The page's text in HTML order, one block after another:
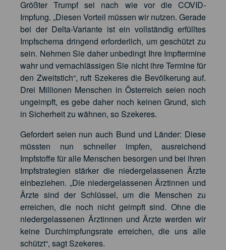
Größter Trumpf sei nach wie vor die COVID-
Impfung. „Diesen Vorteil müssen wir nutzen. Gerade
bei der Delta-Variante ist ein vollständig erfülltes
Impfschema dringend erforderlich, um geschützt zu
sein. Nehmen Sie daher unbedingt Ihre Impftermine
wahr und vernachlässigen Sie nicht ihre Termine für
den Zweitstich“, ruft Szekeres die Bevölkerung auf.
Drei Millionen Menschen in Österreich seien noch
ungeimpft, es gebe daher noch keinen Grund, sich
in Sicherheit zu wähnen, so Szekeres.
Gefordert seien nun auch Bund und Länder: Diese
müssten nun schneller impfen, ausreichend
Impfstoffe für alle Menschen besorgen und bei ihren
Impfstrategien stärker die niedergelassenen Ärzte
einbeziehen. „Die niedergelassenen Ärztinnen und
Ärzte sind der Schlüssel, um die Menschen zu
erreichen, die noch nicht geimpft sind. Ohne die
niedergelassenen Ärztinnen und Ärzte werden wir
keine Durchimpfungsrate erreichen, die uns alle
schützt“, sagt Szekeres.